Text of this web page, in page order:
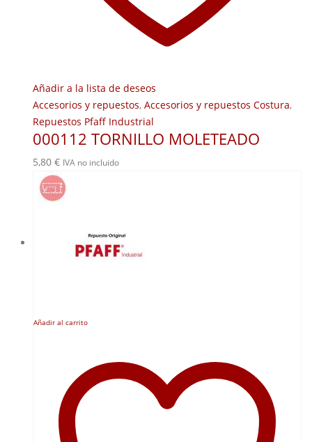
Añadir a la lista de deseos
Accesorios y repuestos, Accesorios y repuestos Costura,
Repuestos Pfaff Industrial
000112 TORNILLO MOLETEADO
5,80 € IVA no incluido
Añadir al carrito